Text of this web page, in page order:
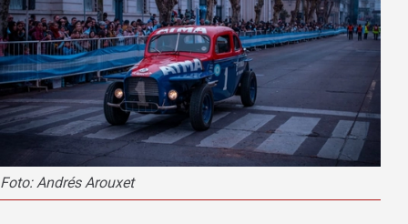
Foto: Andrés Arouxet